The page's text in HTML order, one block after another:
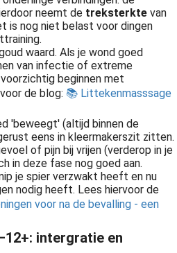
neemt de treksterkte van
is nog niet belast voor dingen
waard. Als je wond goed
van infectie of extreme
beginnen met
de blog: 📚 Littekenmasssage
'beweegt' (altijd binnen de
eens in kleermakerszit zitten.
of pijn bij vrijen (verderop in je
in deze fase nog goed aan.
je spier verzwakt heeft en nu
nodig heeft. Lees hiervoor de
voor na de bevalling - een
intergratie en